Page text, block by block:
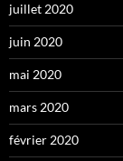
juillet 2020
juin 2020
mai 2020
mars 2020
février 2020